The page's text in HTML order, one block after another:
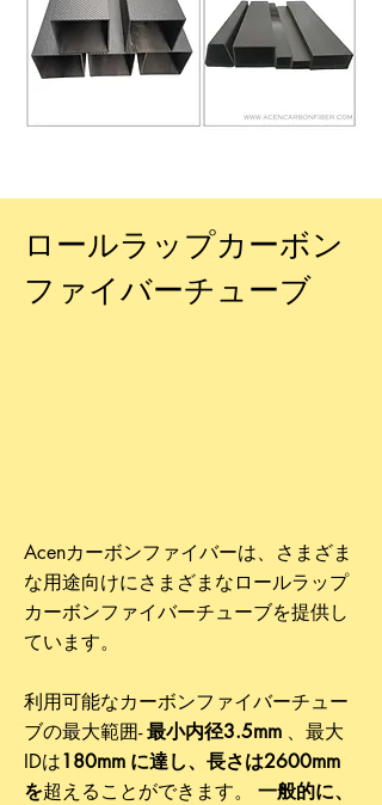
ロールラップカーボン
ファイバーチューブ
Acenカーボンファイバーは、さまざま
な用途向けにさまざまなロールラップ
カーボンファイバーチューブを提供し
ています。
利用可能なカーボンファイバーチュー
ブの最大範囲-最小内径3.5mm 、最大
IDは180mm に達し、長さは2600mm
を超えることができます。
一般的に、